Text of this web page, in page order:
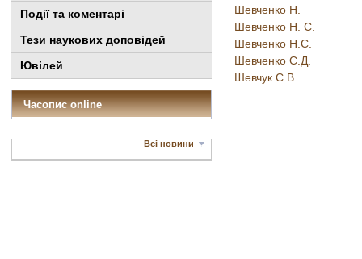
Події та коментарі
Тези наукових доповідей
Ювілей
Часопис online
Всі новини
Шевченко Н.
Шевченко Н. С.
Шевченко Н.С.
Шевченко С.Д.
Шевчук C.В.